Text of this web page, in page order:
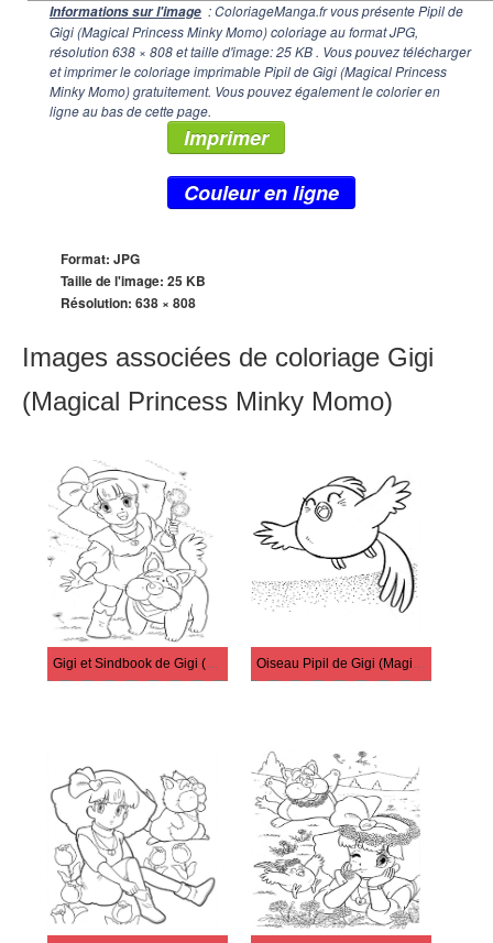
Informations sur l'image : ColoriageManga.fr vous présente Pipil de
Gigi (Magical Princess Minky Momo) coloriage au format JPG,
résolution638 × 808et taille d'image: 25 KB . Vous pouvez télécharger
et imprimer le coloriage imprimable Pipil de Gigi (Magical Princess
Minky Momo) gratuitement. Vous pouvez également le colorier en
ligne au bas de cette page.
Imprimer
Couleur en ligne
Format: JPG
Taille de l'image: 25 KB
Résolution: 638 × 808
Images associées de coloriage Gigi
(Magical Princess Minky Momo)
Gigi et Sindbook de Gigi (Magical Princess Minky Momo) Oiseau Pipil de Gigi (Magical Princess Minky Momo)